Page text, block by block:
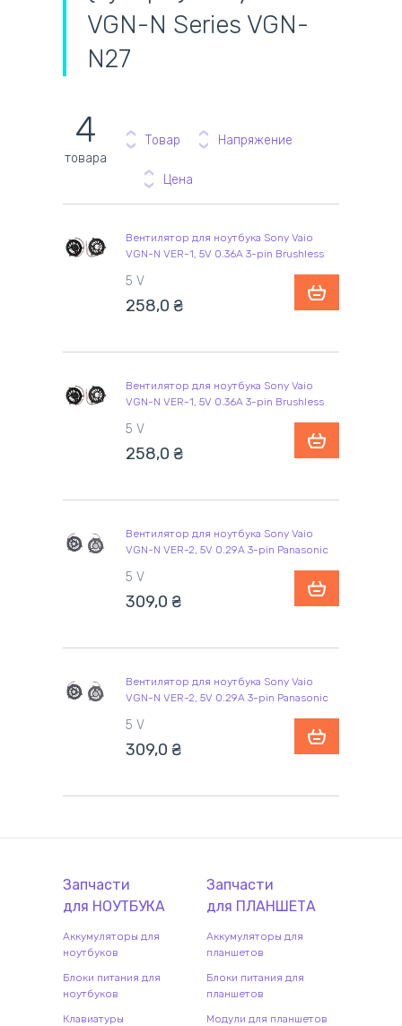
VGN-N Series VGN-
N27
4
товара
Товар Напряжение
Цена
Вентилятор для ноутбука Sony Vaio
VGN-N VER-1, 5V 0.36A 3-pin Brushless
5 V
258,0 ₴
Вентилятор для ноутбука Sony Vaio
VGN-N VER-1, 5V 0.36A 3-pin Brushless
5 V
258,0 ₴
Вентилятор для ноутбука Sony Vaio
VGN-N VER-2, 5V 0.29A 3-pin Panasonic
5 V
309,0 ₴
Вентилятор для ноутбука Sony Vaio
VGN-N VER-2, 5V 0.29A 3-pin Panasonic
5 V
309,0 ₴
Запчасти
для НОУТБУКА
Аккумуляторы для
ноутбуков
Блоки питания для
ноутбуков
Клавиатуры
Запчасти
для ПЛАНШЕТА
Аккумуляторы для
планшетов
Блоки питания для
планшетов
Модули для планшетов